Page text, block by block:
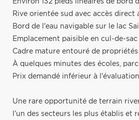
Environ 132 pieds linéaires de bord
Rive orientée sud avec accès direct
Bord de l'eau navigable sur le lac
Emplacement paisible en cul-de-sac
Cadre mature entouré de
À quelques minutes des écoles,
Prix demandé inférieur à
Une rare opportunité de terrain
l'un des secteurs les plus établis et